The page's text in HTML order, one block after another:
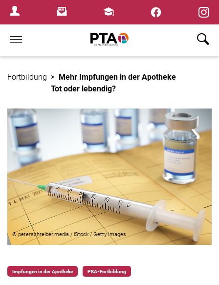
Login MenuNewsletterFortbildungen
Home
Fortbildung
Mehr Impfungen in der Apotheke
Tot oder lebendig?
© peterschreiber.media / iStock / Getty Images
Impfungen in der Apotheke PKA-Fortbildung
×